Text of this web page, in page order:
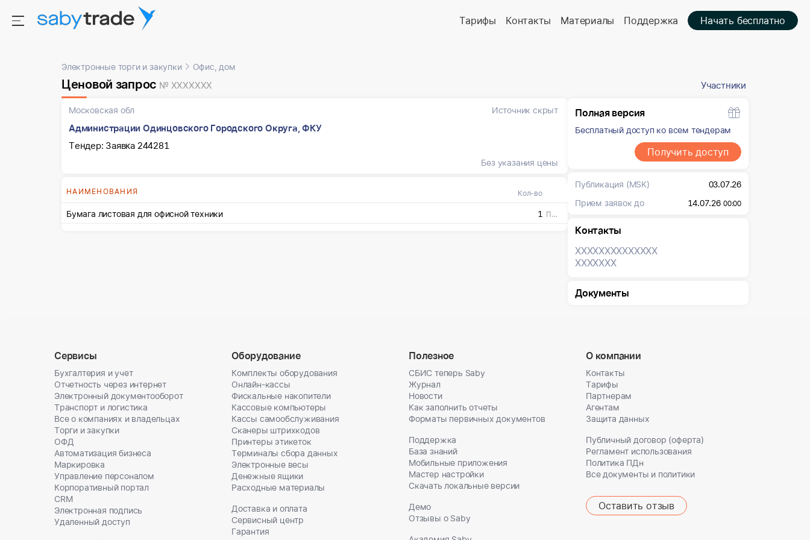
Тарифы Контакты Материалы Поддержка Начать бесплатно
Электронные торги и закупки Офис, дом
Ценовой запрос № XXXXXXX Участники
Московская обл Источник скрыт
Администрации Одинцовского Городского Округа, ФКУ
Тендер: Заявка 244281
Без указания цены
НАИМЕНОВАНИЯ Кол-во
Бумага листовая для офисной техники 1 ПАЧ
Полная версия
Бесплатный доступ ко всем тендерам
Получить доступ
Публикация (MSK)
03.07.26
Прием заявок до
14.07.26 00:00
Контакты
XXXXXXXXXXXXXX
XXXXXXX
Документы
Сервисы
Бухгалтерия и учет
Отчетность через интернет
Электронный документооборот
Транспорт и логистика
Все о компаниях и владельцах
Торги и закупки
ОФД
Автоматизация бизнеса
Маркировка
Управление персоналом
Корпоративный портал
CRM
Электронная подпись
Удаленный доступ
Оборудование
Комплекты оборудования
Онлайн-кассы
Фискальные накопители
Кассовые компьютеры
Кассы самообслуживания
Сканеры штрихкодов
Принтеры этикеток
Терминалы сбора данных
Электронные весы
Денежные ящики
Расходные материалы
Доставка и оплата
Сервисный центр
Гарантия
Полезное
СБИС теперь Saby
Журнал
Новости
Как заполнить отчеты
Форматы первичных документов
Поддержка
База знаний
Мобильные приложения
Мастер настройки
Скачать локальные версии
Демо
Отзывы о Saby
О компании
Контакты
Тарифы
Партнерам
Агентам
Защита данных
Публичный договор (оферта)
Регламент использования
Политика ПДн
Все документы и политики
Оставить отзыв